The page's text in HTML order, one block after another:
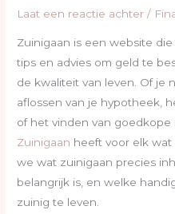
Laat een reactie achter /
Zuinigaan is een website
tips en advies om geld te
de kwaliteit van leven. Of je
aflossen van je hypotheek,
of het vinden van goedkope
Zuinigaan heeft voor elk
we wat zuinigaan precies
belangrijk is, en welke
zuinig te leven.